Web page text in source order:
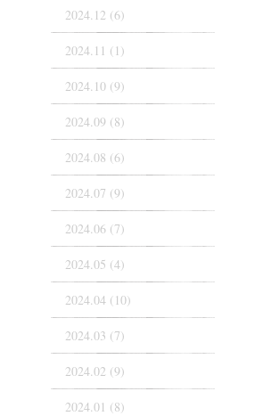
2024.12 (6)
2024.11 (1)
2024.10 (9)
2024.09 (8)
2024.08 (6)
2024.07 (9)
2024.06 (7)
2024.05 (4)
2024.04 (10)
2024.03 (7)
2024.02 (9)
2024.01 (8)